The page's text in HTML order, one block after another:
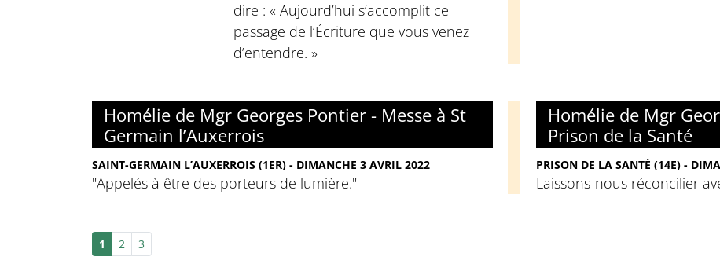
dire : « Aujourd’hui s’accomplit ce
passage de l’Écriture que vous venez
d’entendre. »
Homélie de Mgr Georges Pontier - Messe à St
Germain l’Auxerrois
SAINT-GERMAIN L’AUXERROIS (1ER) - DIMANCHE 3 AVRIL 2022
"Appelés à être des porteurs de lumière."
Homélie de Mgr
Prison de la Santé
PRISON DE LA SANTÉ (14E) -
Laissons-nous réconcilier
1 2 3